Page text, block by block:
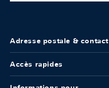
Adresse postale & contact
Accès rapides